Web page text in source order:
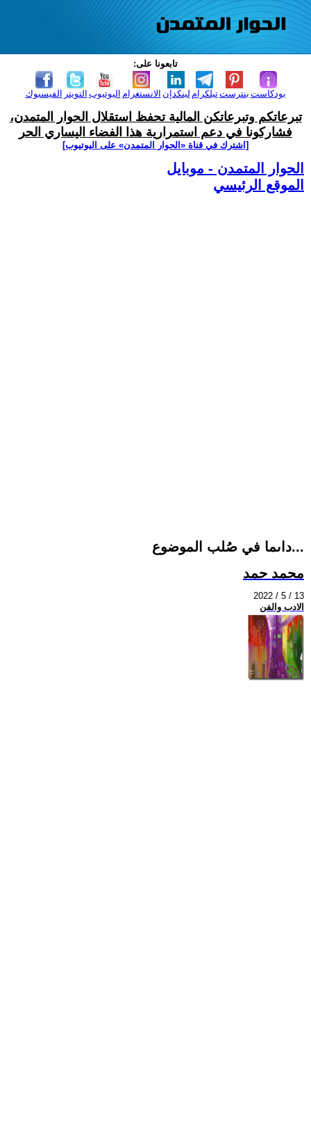
تابعونا على:
الفيسبوك التويتر اليوتيوب الانستغرام لينكدإن تيلكرامبنترست بودكاست
تبرعاتكم وتبرعاتكن المالية تحفظ استقلال الحوار المتمدن،
فشاركونا في دعم استمرارية هذا الفضاء اليساري الحر
[اشترك في قناة ‫«الحوار المتمدن» على اليوتيوب]
الحوار المتمدن - موبايل
الموقع الرئيسي
داىما في صُلب الموضوع...
محمد حمد
2022 / 5 / 13
الادب والفن